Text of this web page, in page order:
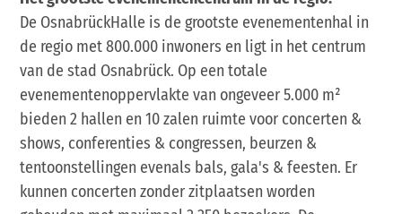
De OsnabrückHalle is de grootste evenementenhal in
de regio met 800.000 inwoners en ligt in het centrum
van de stad Osnabrück. Op een totale
evenementenoppervlakte van ongeveer 5.000 m²
bieden 2 hallen en 10 zalen ruimte voor concerten &
shows, conferenties & congressen, beurzen &
tentoonstellingen evenals bals, gala's & feesten. Er
kunnen concerten zonder zitplaatsen worden